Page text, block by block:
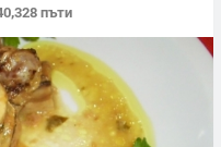
пъти